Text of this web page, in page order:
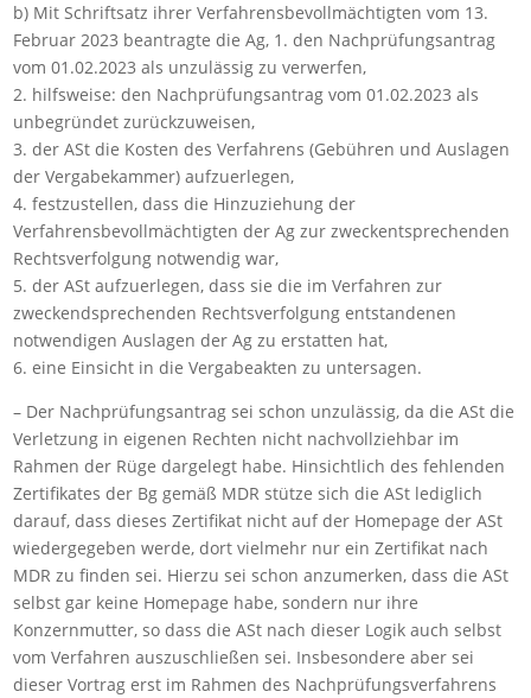
b) Mit Schriftsatz ihrer Verfahrensbevollmächtigten vom 13.
Februar 2023 beantragte die Ag, 1. den Nachprüfungsantrag
vom 01.02.2023 als unzulässig zu verwerfen,
2. hilfsweise: den Nachprüfungsantrag vom 01.02.2023 als
unbegründet zurückzuweisen,
3. der ASt die Kosten des Verfahrens (Gebühren und Auslagen
der Vergabekammer) aufzuerlegen,
4. festzustellen, dass die Hinzuziehung der
Verfahrensbevollmächtigten der Ag zur zweckentsprechenden
Rechtsverfolgung notwendig war,
5. der ASt aufzuerlegen, dass sie die im Verfahren zur
zweckendsprechenden Rechtsverfolgung entstandenen
notwendigen Auslagen der Ag zu erstatten hat,
6. eine Einsicht in die Vergabeakten zu untersagen.
– Der Nachprüfungsantrag sei schon unzulässig, da die ASt die
Verletzung in eigenen Rechten nicht nachvollziehbar im
Rahmen der Rüge dargelegt habe. Hinsichtlich des fehlenden
Zertifikates der Bg gemäß MDR stütze sich die ASt lediglich
darauf, dass dieses Zertifikat nicht auf der Homepage der ASt
wiedergegeben werde, dort vielmehr nur ein Zertifikat nach
MDR zu finden sei. Hierzu sei schon anzumerken, dass die ASt
selbst gar keine Homepage habe, sondern nur ihre
Konzernmutter, so dass die ASt nach dieser Logik auch selbst
vom Verfahren auszuschließen sei. Insbesondere aber sei
dieser Vortrag erst im Rahmen des Nachprüfungsverfahrens